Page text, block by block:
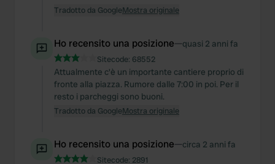
Tradotto da GoogleMostra originale
Ho recensito una posizione—quasi 2 anni fa
Sitecode: 68552
Attualmente c'è un importante cantiere proprio di
fronte alla piazza. Rumore dalle 7:00 in poi. Per il
resto i parcheggi sono buoni.
Tradotto da GoogleMostra originale
Ho recensito una posizione—circa 2 anni fa
Sitecode: 2891